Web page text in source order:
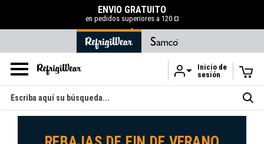
Ir al contenido principal
ENVÍO GRATUITO
en pedidos superiores a 120 ¤
.
Inicio de
sesión
Buscar
en